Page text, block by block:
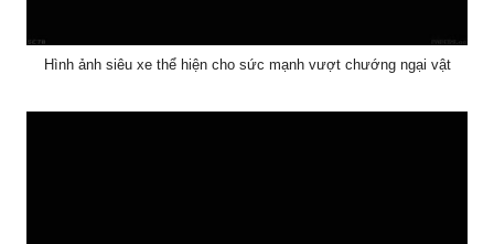
Hình ảnh siêu xe thể hiện cho sức mạnh vượt chướng ngại vật